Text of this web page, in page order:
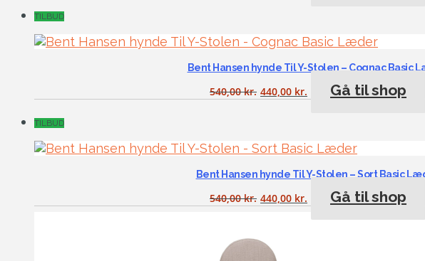
TILBUD
Bent Hansen hynde Til Y-Stolen – Cognac Basic
540,00kr. 440,00 kr. Gå til shop
TILBUD
Bent Hansen hynde Til Y-Stolen – Sort Basic
540,00kr. 440,00 kr. Gå til shop